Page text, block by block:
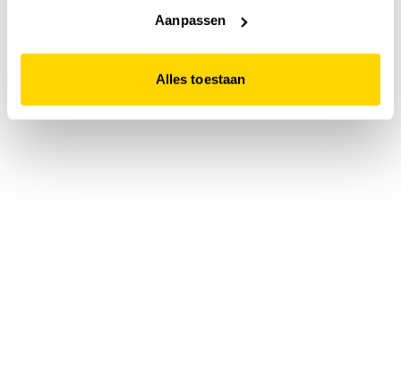
website niet optimaal functioneert.
Aanpassen
Alles toestaan